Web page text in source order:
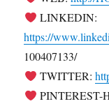
LINKEDIN:
https://
100407133/
TWITTER:
PINTEREST-